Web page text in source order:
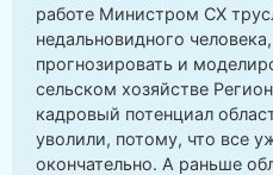
работе Министром СХ
недальновидного
прогнозировать и
сельском хозяйстве
кадровый потенциал
уволили, потому, что все
окончательно. А раньше